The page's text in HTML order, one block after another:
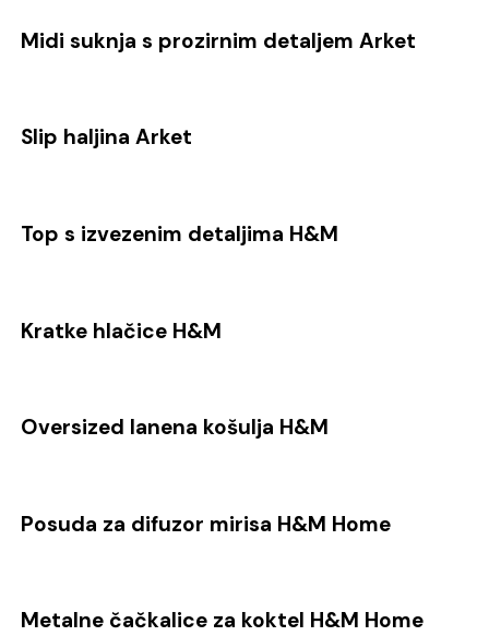
Midi suknja s prozirnim detaljem Arket
Slip haljina Arket
Top s izvezenim detaljima H&M
Kratke hlačice H&M
Oversized lanena košulja H&M
Posuda za difuzor mirisa H&M Home
Metalne čačkalice za koktel H&M Home